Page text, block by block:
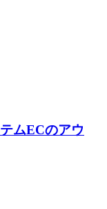
ムECのアウ